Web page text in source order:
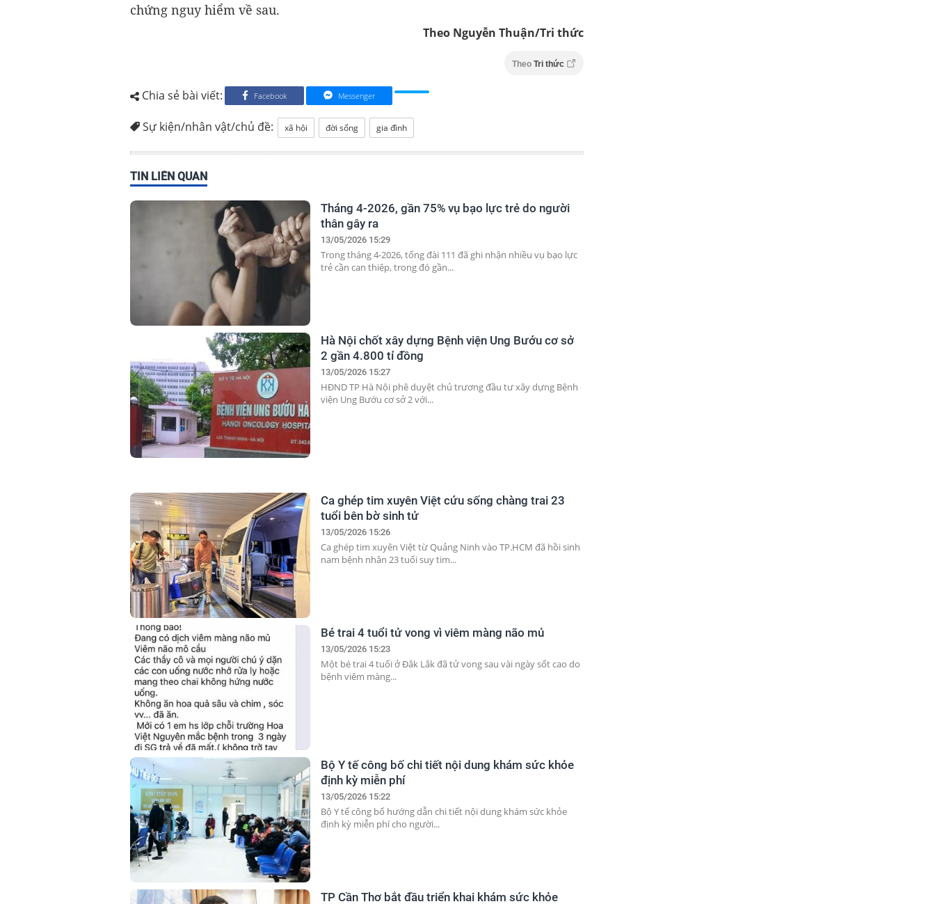
chứng nguy hiểm về sau.
Theo Nguyễn Thuận/Tri thức
Theo Tri thức
Chia sẻ bài viết: Facebook Messenger
Sự kiện/nhân vật/chủ đề: xã hội đời sống gia đình
TIN LIÊN QUAN
Tháng 4-2026, gần 75% vụ bạo lực trẻ do người
thân gây ra
13/05/2026 15:29
Trong tháng 4-2026, tổng đài 111 đã ghi nhận nhiều vụ bạo lực
trẻ cần can thiệp, trong đó gần...
Hà Nội chốt xây dựng Bệnh viện Ung Bướu cơ sở
2 gần 4.800 tỉ đồng
13/05/2026 15:27
HĐND TP Hà Nội phê duyệt chủ trương đầu tư xây dựng Bệnh
viện Ung Bướu cơ sở 2 với...
Ca ghép tim xuyên Việt cứu sống chàng trai 23
tuổi bên bờ sinh tử
13/05/2026 15:26
Ca ghép tim xuyên Việt từ Quảng Ninh vào TP.HCM đã hồi sinh
nam bệnh nhân 23 tuổi suy tim...
Bé trai 4 tuổi tử vong vì viêm màng não mủ
13/05/2026 15:23
Một bé trai 4 tuổi ở Đắk Lắk đã tử vong sau vài ngày sốt cao do
bệnh viêm màng...
Bộ Y tế công bố chi tiết nội dung khám sức khỏe
định kỳ miễn phí
13/05/2026 15:22
Bộ Y tế công bố hướng dẫn chi tiết nội dung khám sức khỏe
định kỳ miễn phí cho người...
TP Cần Thơ bắt đầu triển khai khám sức khỏe